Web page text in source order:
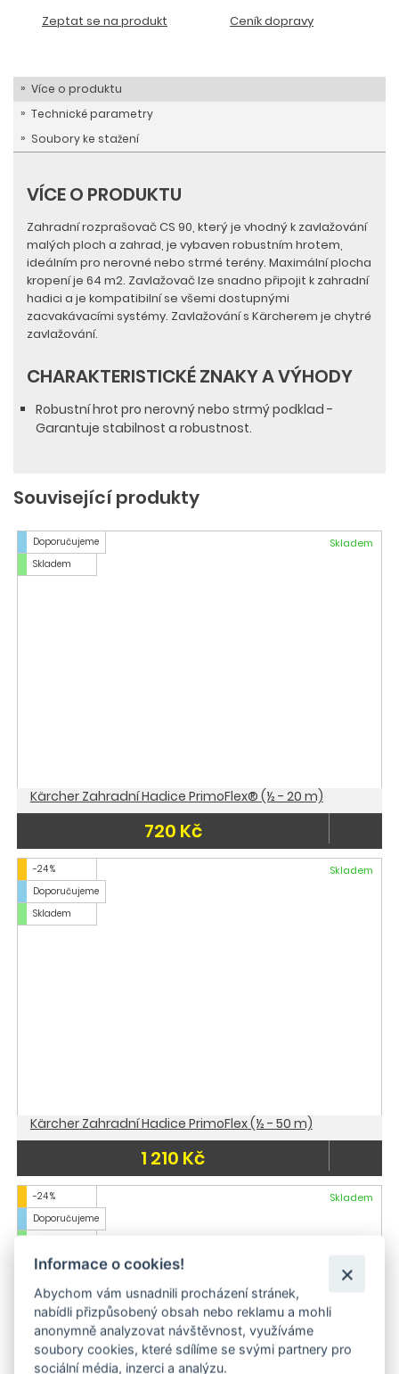
Zeptat se na produkt
Ceník dopravy
Více o produktu
Technické parametry
Soubory ke stažení
VÍCE O PRODUKTU
Zahradní rozprašovač CS 90, který je vhodný k zavlažování
malých ploch a zahrad, je vybaven robustním hrotem,
ideálním pro nerovné nebo strmé terény. Maximální plocha
kropení je 64 m2. Zavlažovač lze snadno připojit k zahradní
hadici a je kompatibilní se všemi dostupnými
zacvakávacími systémy. Zavlažování s Kärcherem je chytré
zavlažování.
CHARAKTERISTICKÉ ZNAKY A VÝHODY
Robustní hrot pro nerovný nebo strmý podklad -
Garantuje stabilnost a robustnost.
Související produkty
Doporučujeme
Skladem
Skladem
Kärcher Zahradní Hadice PrimoFlex® (½ - 20 m)
720 Kč
-24 %
Doporučujeme
Skladem
Skladem
Kärcher Zahradní Hadice PrimoFlex (½ - 50 m)
1 210 Kč
-24 %
Doporučujeme
Skladem
Informace o cookies!
Abychom vám usnadnili procházení stránek,
nabídli přizpůsobený obsah nebo reklamu a mohli
anonymně analyzovat návštěvnost, využíváme
soubory cookies, které sdílíme se svými partnery pro
sociální média, inzerci a analýzu.